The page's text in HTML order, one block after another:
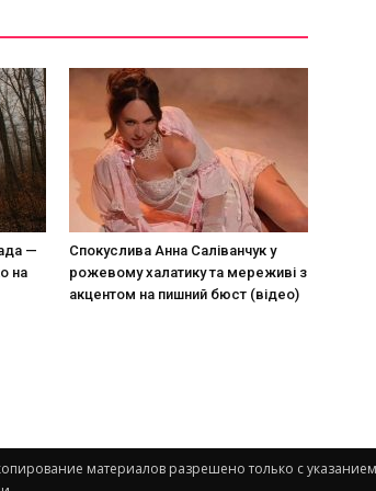
—
на
Спокуслива Анна Саліванчук у
рожевому халатику та мереживі з
акцентом на пишний бюст (відео)
материалов разрешено только с